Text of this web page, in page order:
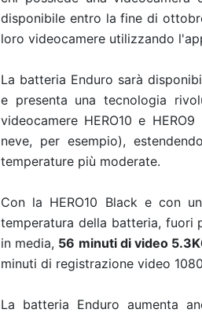
disponibile entro la fine di
loro videocamere utilizzando
La batteria Enduro sarà
e presenta una tecnologia
videocamere HERO10 e
neve, per esempio),
temperature più moderate.
Con la HERO10 Black e con
temperatura della batteria, fuori
in media, 56 minuti di video
minuti di registrazione video
La batteria Enduro aumenta